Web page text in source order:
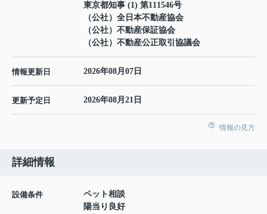
東京都知事 (1) 第111546号
（公社）全日本不動産協会
（公社）不動産保証協会
（公社）不動産公正取引協議会
情報更新日 2026年08月07日
更新予定日 2026年08月21日
情報の見方
詳細情報
設備条件
ペット相談
陽当り良好